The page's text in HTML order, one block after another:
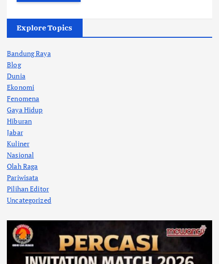
Explore Topics
Bandung Raya
Blog
Dunia
Ekonomi
Fenomena
Gaya Hidup
Hiburan
Jabar
Kuliner
Nasional
Olah Raga
Pariwisata
Pilihan Editor
Uncategorized